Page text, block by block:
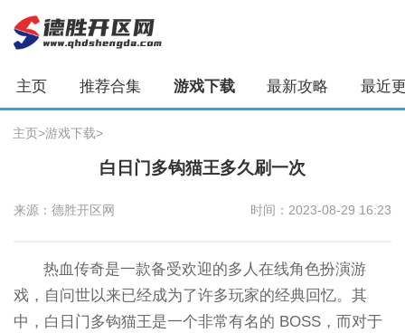
主页 推荐合集 游戏下载 最新攻略 最近
主页>游戏下载>
白日门多钩猫王多久刷一次
来源：德胜开区网 时间：2023-08-29 16:23
热血传奇是一款备受欢迎的多人在线角色扮演游
戏，自问世以来已经成为了许多玩家的经典回忆。其
中，白日门多钩猫王是一个非常有名的 BOSS，而对于